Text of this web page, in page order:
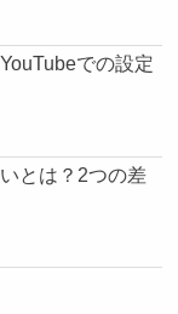
での設定
とは？2つの差